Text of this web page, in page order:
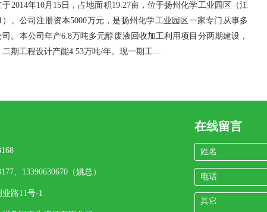
2014年10月15日，占地面积19.27亩，位于扬州化学工业园区（江
。公司注册资本5000万元，是扬州化学工业园区一家专门从事多
。本公司年产6.8万吨多元醇废液回收加工利用项目分两期建设，
期工程设计产能4.53万吨/年。现一期工…
、13390630670（姚总）
路11号-1
在线留言
姓名
电话
其它